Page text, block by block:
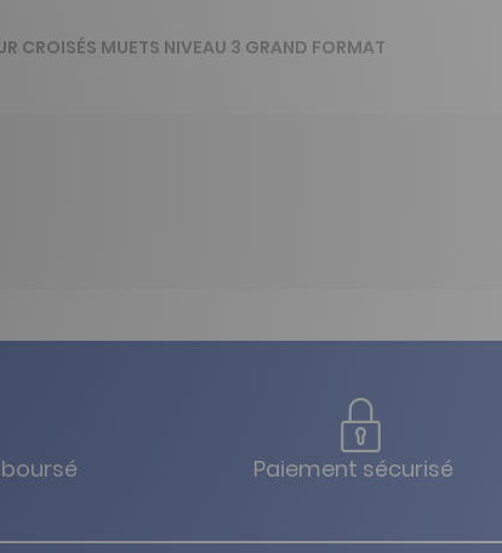
CROISÉS MUETS NIVEAU 3 GRAND FORMAT
Paiement sécurisé